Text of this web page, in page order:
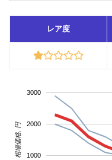
レア度
1000
2000
3000
相場価格, 円